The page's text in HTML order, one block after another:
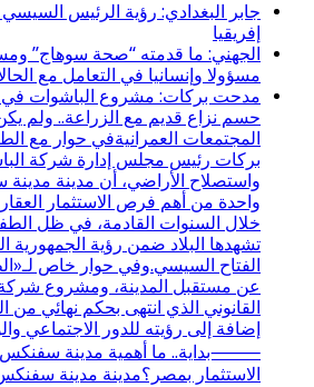
جابر البغدادي: رؤية الرئيس
إفريقيا
الجهني: ما قدمته “صحة سوهاج”
مسؤولا وإنسانيا في التعامل مع
مدحت بركات: مشروع الباشوات
حسم نزاع قديم مع الزراعة.. ولم
المجتمعات العمرانيةفي حوار مع
بركات رئيس مجلس إدارة شركة
واستصلاح الأراضي، أن مدينة
واحدة من أهم فرص الاستثمار
خلال السنوات القادمة، في ظل
تشهدها البلاد ضمن رؤية الجمهورية
الفتاح السيسي.وفي حوار خاص
عن مستقبل المدينة، ومشروع شركة
القانوني الذي انتهى بحكم نهائي من
إضافة إلى رؤيته للدور الاجتماعي
⸻بداية.. ما أهمية مدينة سفنكس
الاستثمار بمصر؟مدينة مدينة